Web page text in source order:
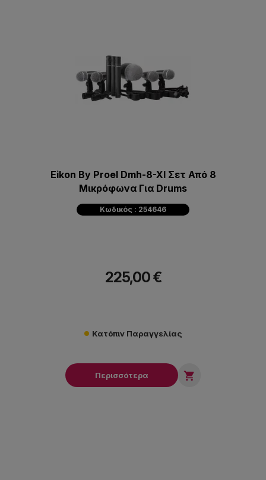
Eikon By Proel Dmh-8-Xl Σετ Από 8
Mικρόφωνα Για Drums
Κωδικός : 254646
225,00 €
Κατόπιν Παραγγελίας
Περισσότερα 